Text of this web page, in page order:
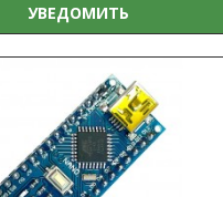
УВЕДОМИТЬ